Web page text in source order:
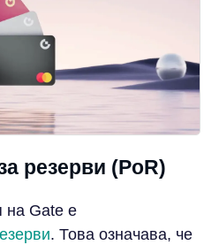
резерви (PoR)
на Gate е
. Това означава, че